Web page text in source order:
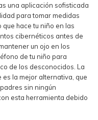
una aplicación sofisticada
para tomar medidas
hace tu niño en las
cibernéticos antes de
un ojo en los
de tu niño para
de los desconocidos. La
la mejor alternativa, que
sin ningún
esta herramienta debido